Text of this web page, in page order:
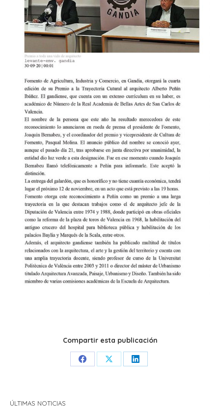
Compartir esta publicación
Share Share Share
ÚLTIMAS NOTICIAS